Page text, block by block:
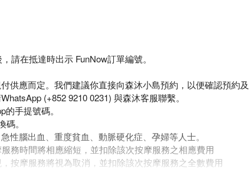
請在抵達時出示 FunNow訂單編號。
供應而定。我們建議你直接向森沐小島預約，以便確認預約及
(+852 9210 0231) 與森沐客服聯繫。
手提號碼。
。
性腦出血、重度貧血、動脈硬化症、孕婦等人士。
務時間將相應縮短，並扣除該次按摩服務之相應費用
按摩服務將視為取消，並扣除該次按摩服務之全數費用